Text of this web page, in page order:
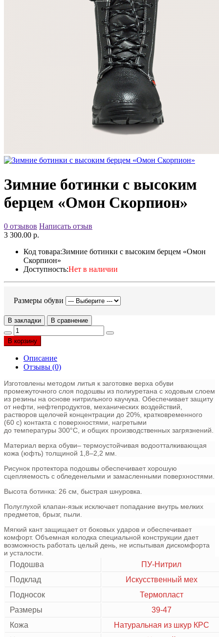
Зимние ботинки с высоким
берцем «Омон Скорпион»
0 отзывов Написать отзыв
3 300.00 р.
Код товара:Зимние ботинки с высоким берцем «Омон
Скорпион»
Доступность:Нет в наличии
Размеры обуви
В закладки В сравнение
В корзину
Описание
Отзывы (0)
Изготовлены методом литья к заготовке верха обуви
промежуточного слоя подошвы из полиуретана с ходовым слоем
из резины на основе нитрильного каучука. Обеспечивает защиту
от нефти, нефтепродуктов, механических воздействий,
растворов щелочей концентрации до 20%, кратковременного
(60 с) контакта с поверхностями, нагретыми
до температуры 300°С, и общих производственных загрязнений.
Материал верха обуви– термоустойчивая водоотталкивающая
кожа (юфть) толщиной 1,8–2,2 мм.
Рисунок протектора подошвы обеспечивает хорошую
сцепляемость с обледенелыми и замасленными поверхностями.
Высота ботинка: 26 см, быстрая шнуровка.
Полуглухой клапан-язык исключает попадание внутрь мелких
предметов, брызг, пыли.
Мягкий кант защищает от боковых ударов и обеспечивает
комфорт. Объемная колодка специальной конструкции дает
возможность работать целый день, не испытывая дискомфорта
и усталости.
Подошва
ПУ-Нитрил
Подклад
Искусственный мех
Подносок
Термопласт
Размеры
39-47
Кожа
Натуральная из шкур КРС